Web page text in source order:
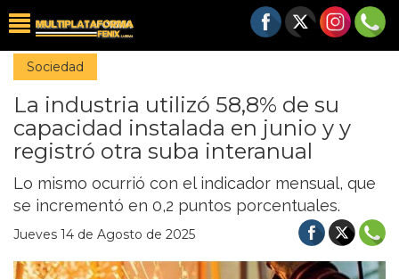
Sociedad
La industria utilizó 58,8% de su
capacidad instalada en junio y y
registró otra suba interanual
Lo mismo ocurrió con el indicador mensual, que
se incrementó en 0,2 puntos porcentuales.
Jueves 14 de Agosto de 2025